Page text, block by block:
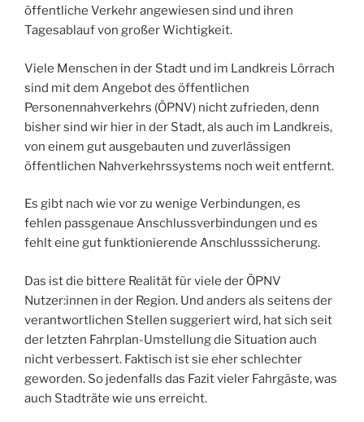
öffentliche Verkehr angewiesen sind und ihren
Tagesablauf von großer Wichtigkeit.
Viele Menschen in der Stadt und im Landkreis Lörrach
sind mit dem Angebot des öffentlichen
Personennahverkehrs (ÖPNV) nicht zufrieden, denn
bisher sind wir hier in der Stadt, als auch im Landkreis,
von einem gut ausgebauten und zuverlässigen
öffentlichen Nahverkehrssystems noch weit entfernt.
Es gibt nach wie vor zu wenige Verbindungen, es
fehlen passgenaue Anschlussverbindungen und es
fehlt eine gut funktionierende Anschlusssicherung.
Das ist die bittere Realität für viele der ÖPNV
Nutzer:innen in der Region. Und anders als seitens der
verantwortlichen Stellen suggeriert wird, hat sich seit
der letzten Fahrplan-Umstellung die Situation auch
nicht verbessert. Faktisch ist sie eher schlechter
geworden. So jedenfalls das Fazit vieler Fahrgäste, was
auch Stadträte wie uns erreicht.